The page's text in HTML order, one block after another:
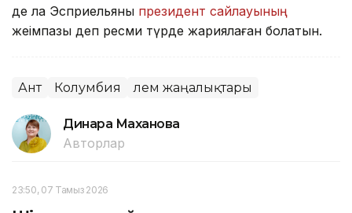
де ла Эсприельяны президент сайлауының
жеңімпазы деп ресми түрде жариялаған болатын.
Ант Колумбия Әлем жаңалықтары
Динара Маханова
Авторлар
23:50, 07 Тамыз 2026